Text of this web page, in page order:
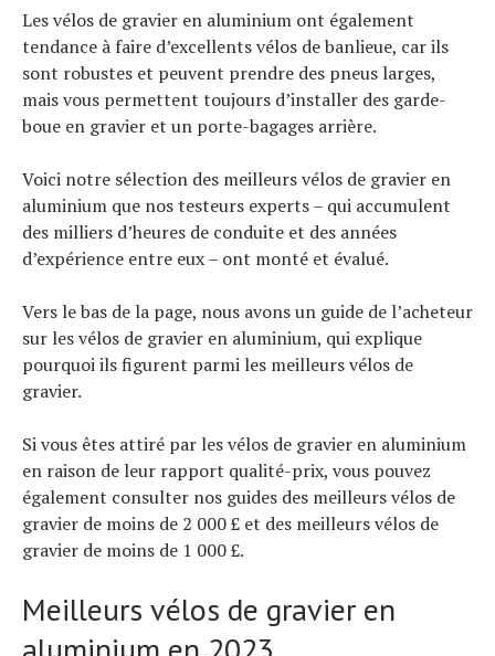
Les vélos de gravier en aluminium ont également
tendance à faire d’excellents vélos de banlieue, car ils
sont robustes et peuvent prendre des pneus larges,
mais vous permettent toujours d’installer des garde-
boue en gravier et un porte-bagages arrière.
Voici notre sélection des meilleurs vélos de gravier en
aluminium que nos testeurs experts – qui accumulent
des milliers d’heures de conduite et des années
d’expérience entre eux – ont monté et évalué.
Vers le bas de la page, nous avons un guide de l’acheteur
sur les vélos de gravier en aluminium, qui explique
pourquoi ils figurent parmi les meilleurs vélos de
gravier.
Si vous êtes attiré par les vélos de gravier en aluminium
en raison de leur rapport qualité-prix, vous pouvez
également consulter nos guides des meilleurs vélos de
gravier de moins de 2 000 £ et des meilleurs vélos de
gravier de moins de 1 000 £.
Meilleurs vélos de gravier en